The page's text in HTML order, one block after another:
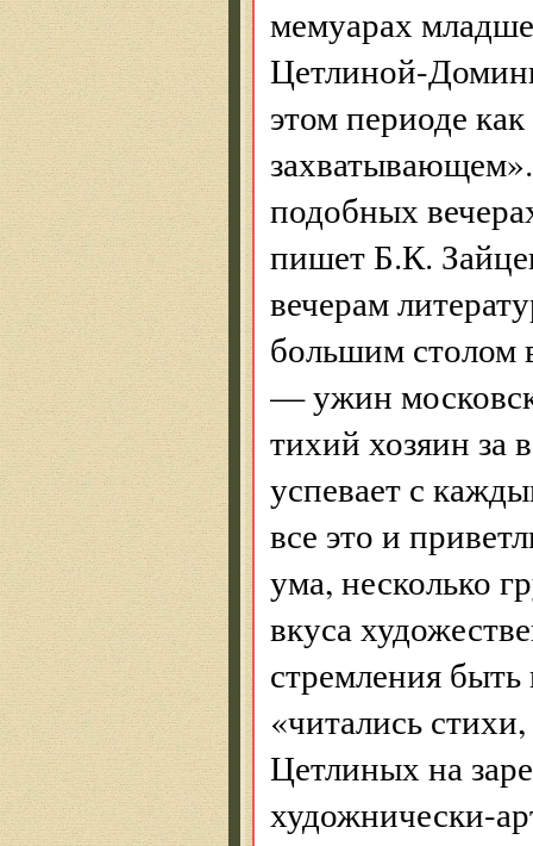
мемуарах
Цетлиной-
этом периоде
подобных
пишет Б.К.
вечерам
большим столом
— ужин
тихий хозяин за
успевает с
все это и
ума, несколько
вкуса
стремления быть
«читались
Цетлиных на
художнически-